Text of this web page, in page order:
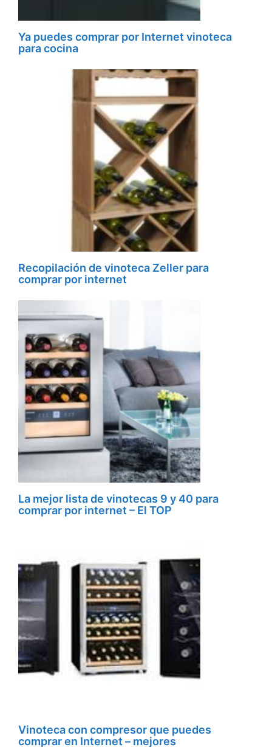
Ya puedes comprar por Internet vinoteca
para cocina
Recopilación de vinoteca Zeller para
comprar por internet
La mejor lista de vinotecas 9 y 40 para
comprar por internet – El TOP
Vinoteca con compresor que puedes
comprar en Internet – mejores